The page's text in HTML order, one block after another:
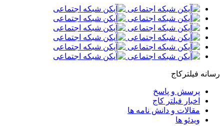
رسانه فیلترکاج
پرسش و پاسخ
اخبار فیلتر کاج
مقالات و دانش نامه ها
ویدئو ها